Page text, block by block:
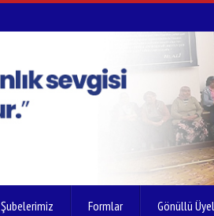
Şubelerimiz Formlar Gönüllü